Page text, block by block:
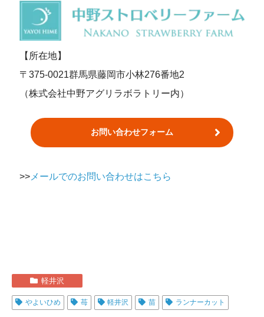
【所在地】
〒375-0021群馬県藤岡市小林276番地2
（株式会社中野アグリラボラトリー内）
お問い合わせフォーム
>>メールでのお問い合わせはこちら
軽井沢
やよいひめ 苺 軽井沢 苗 ランナーカット